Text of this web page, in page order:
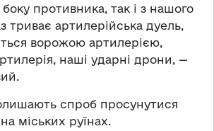
противника, так і з нашого
триває артилерійська дуель,
ворожою артилерією,
наші ударні дрони, —
спроб просунутися
міських руїнах.